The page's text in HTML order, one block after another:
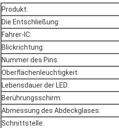
Produkt:
Die Entschließung:
Fahrer-IC:
Blickrichtung:
Nummer des Pins:
Oberflächenleuchtigkeit:
Lebensdauer der LED:
Berührungsschirm:
Abmessung des Abdeckglases:
Schnittstelle: